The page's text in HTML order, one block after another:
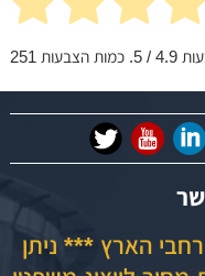
4.9 / 5. כמות הצבעות 251
רחבי הארץ *** ניתן